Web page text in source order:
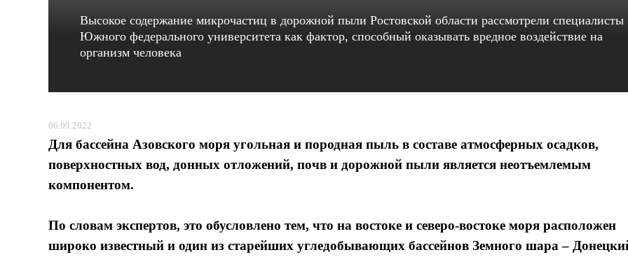
Высокое содержание микрочастиц в дорожной пыли Ростовской области рассмотрели специалисты
Южного федерального университета как фактор, способный оказывать вредное воздействие на
организм человека
06.09.2022
Для бассейна Азовского моря угольная и породная пыль в составе атмосферных осадков,
поверхностных вод, донных отложений, почв и дорожной пыли является неотъемлемым
компонентом.
По словам экспертов, это обусловлено тем, что на востоке и северо-востоке моря расположен
широко известный и один из старейших угледобывающих бассейнов Земного шара –